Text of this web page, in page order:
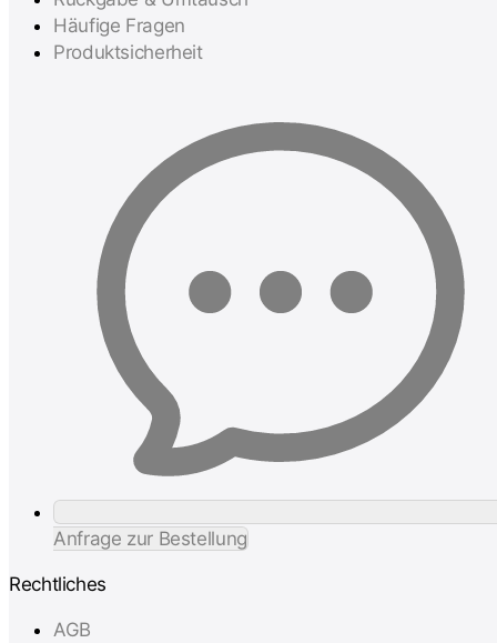
Häufige Fragen
Produktsicherheit
Anfrage zur Bestellung
Rechtliches
AGB